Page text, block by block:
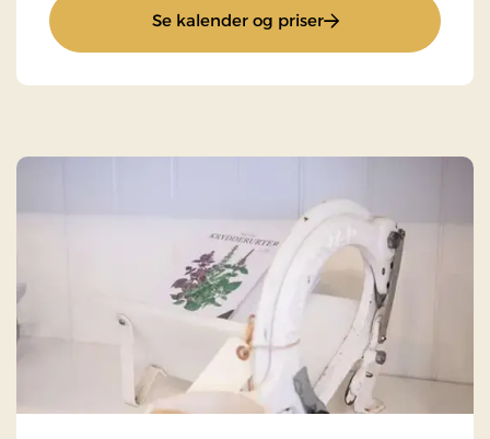
Se kalender og priser: Ophold med